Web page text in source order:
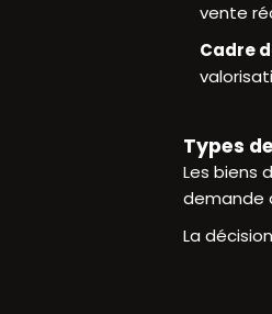
vente
Cadre
Types
Les biens
demande
La